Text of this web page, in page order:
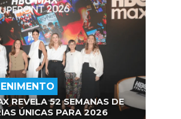
REVELA 52 SEMANAS DE
ÚNICAS PARA 2026